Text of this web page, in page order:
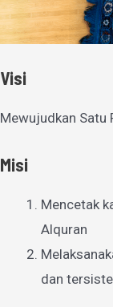
Visi
Mewujudkan Satu
Misi
Mencetak
Alquran
dan